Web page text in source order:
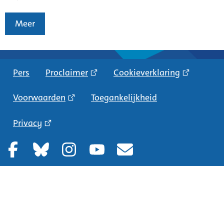
Meer
Pers Proclaimer Cookieverklaring
Voorwaarden Toegankelijkheid
Privacy